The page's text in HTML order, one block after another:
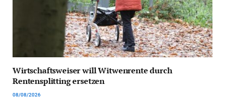
Wirtschaftsweiser will Witwenrente durch
Rentensplitting ersetzen
08/08/2026